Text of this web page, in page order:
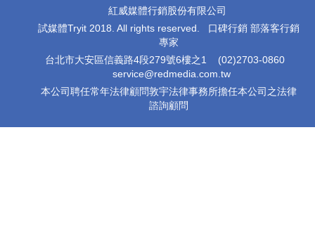
紅威媒體行銷股份有限公司
試媒體Tryit 2018. All rights reserved. 口碑行銷 部落客行銷
專家
台北市大安區信義路4段279號6樓之1 (02)2703-0860
service@redmedia.com.tw
本公司聘任常年法律顧問敦宇法律事務所擔任本公司之法律
諮詢顧問